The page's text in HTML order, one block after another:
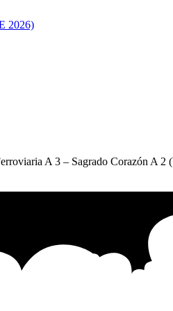
2026)
A 3 – Sagrado Corazón A